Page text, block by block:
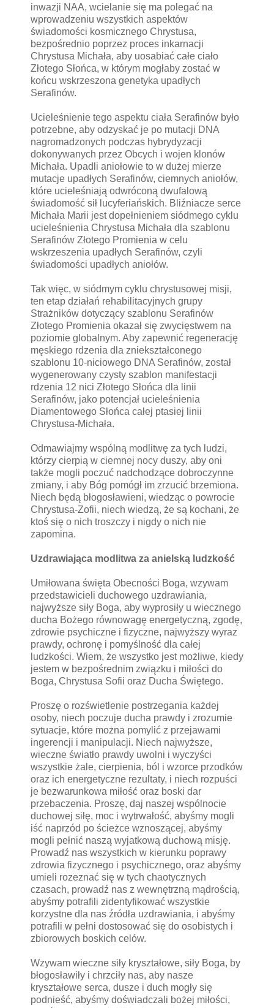
inwazji NAA, wcielanie się ma polegać na
wprowadzeniu wszystkich aspektów
świadomości kosmicznego Chrystusa,
bezpośrednio poprzez proces inkarnacji
Chrystusa Michała, aby uosabiać całe ciało
Złotego Słońca, w którym mogłaby zostać w
końcu wskrzeszona genetyka upadłych
Serafinów.
Ucieleśnienie tego aspektu ciała Serafinów było
potrzebne, aby odzyskać je po mutacji DNA
nagromadzonych podczas hybrydyzacji
dokonywanych przez Obcych i wojen klonów
Michała. Upadli aniołowie to w dużej mierze
mutacje upadłych Serafinów, ciemnych aniołów,
które ucieleśniają odwróconą dwufalową
świadomość sił lucyferiańskich. Bliźniacze serce
Michała Marii jest dopełnieniem siódmego cyklu
ucieleśnienia Chrystusa Michała dla szablonu
Serafinów Złotego Promienia w celu
wskrzeszenia upadłych Serafinów, czyli
świadomości upadłych aniołów.
Tak więc, w siódmym cyklu chrystusowej misji,
ten etap działań rehabilitacyjnych grupy
Strażników dotyczący szablonu Serafinów
Złotego Promienia okazał się zwycięstwem na
poziomie globalnym. Aby zapewnić regenerację
męskiego rdzenia dla zniekształconego
szablonu 10-niciowego DNA Serafinów, został
wygenerowany czysty szablon manifestacji
rdzenia 12 nici Złotego Słońca dla linii
Serafinów, jako potencjał ucieleśnienia
Diamentowego Słońca całej ptasiej linii
Chrystusa-Michała.
Odmawiajmy wspólną modlitwę za tych ludzi,
którzy cierpią w ciemnej nocy duszy, aby oni
także mogli poczuć nadchodzące dobroczynne
zmiany, i aby Bóg pomógł im zrzucić brzemiona.
Niech będą błogosławieni, wiedząc o powrocie
Chrystusa-Zofii, niech wiedzą, że są kochani, że
ktoś się o nich troszczy i nigdy o nich nie
zapomina.
Uzdrawiająca modlitwa za anielską ludzkość
Umiłowana święta Obecności Boga, wzywam
przedstawicieli duchowego uzdrawiania,
najwyższe siły Boga, aby wyprosiły u wiecznego
ducha Bożego równowagę energetyczną, zgodę,
zdrowie psychiczne i fizyczne, najwyższy wyraz
prawdy, ochronę i pomyślność dla całej
ludzkości. Wiem, że wszystko jest możliwe, kiedy
jestem w bezpośrednim związku i miłości do
Boga, Chrystusa Sofii oraz Ducha Świętego.
Proszę o rozświetlenie postrzegania każdej
osoby, niech poczuje ducha prawdy i zrozumie
sytuacje, które można pomylić z przejawami
ingerencji i manipulacji. Niech najwyższe,
wieczne światło prawdy uwolni i wyczyści
wszystkie żale, cierpienia, ból i wzorce przodków
oraz ich energetyczne rezultaty, i niech rozpuści
je bezwarunkowa miłość oraz boski dar
przebaczenia. Proszę, daj naszej wspólnocie
duchowej siłę, moc i wytrwałość, abyśmy mogli
iść naprzód po ścieżce wznoszącej, abyśmy
mogli pełnić naszą wyjatkową duchową misję.
Prowadź nas wszystkich w kierunku poprawy
zdrowia fizycznego i psychicznego, oraz abyśmy
umieli rozeznać się w tych chaotycznych
czasach, prowadź nas z wewnętrzną mądrością,
abyśmy potrafili zidentyfikować wszystkie
korzystne dla nas źródła uzdrawiania, i abyśmy
potrafili w pełni dostosować się do osobistych i
zbiorowych boskich celów.
Wzywam wieczne siły kryształowe, siły Boga, by
błogosławiły i chrzciły nas, aby nasze
kryształowe serca, dusze i duch mogły się
podnieść, abyśmy doświadczali bożej miłości,